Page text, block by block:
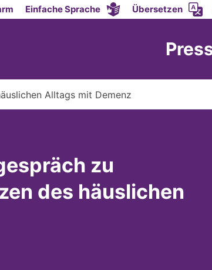
Einfache Sprache Übersetzen
Alltags mit Demenz
zu
des häuslichen